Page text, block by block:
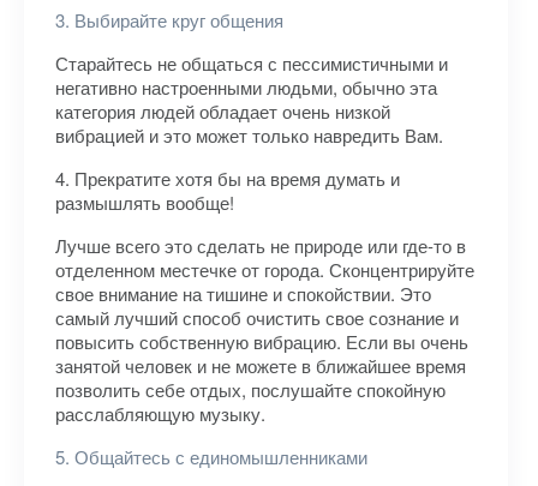
3. Выбирайте круг общения
Старайтесь не общаться с пессимистичными и
негативно настроенными людьми, обычно эта
категория людей обладает очень низкой
вибрацией и это может только навредить Вам.
4. Прекратите хотя бы на время думать и
размышлять вообще!
Лучше всего это сделать не природе или где-то в
отделенном местечке от города. Сконцентрируйте
свое внимание на тишине и спокойствии. Это
самый лучший способ очистить свое сознание и
повысить собственную вибрацию. Если вы очень
занятой человек и не можете в ближайшее время
позволить себе отдых, послушайте спокойную
расслабляющую музыку.
5. Общайтесь с единомышленниками